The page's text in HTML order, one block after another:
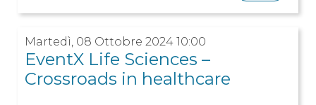
Martedì, 08 Ottobre 2024 10:00
EventX Life Sciences –
Crossroads in healthcare